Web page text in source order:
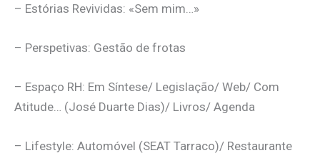
– Estórias Revividas: «Sem mim…»
– Perspetivas: Gestão de frotas
– Espaço RH: Em Síntese/ Legislação/ Web/ Com
Atitude… (José Duarte Dias)/ Livros/ Agenda
– Lifestyle: Automóvel (SEAT Tarraco)/ Restaurante